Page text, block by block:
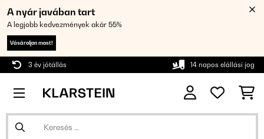
A nyár javában tart
A legjobb kedvezmények akár 55%
Vásároljon most!
3 év jótállás 14 napos elállási jog